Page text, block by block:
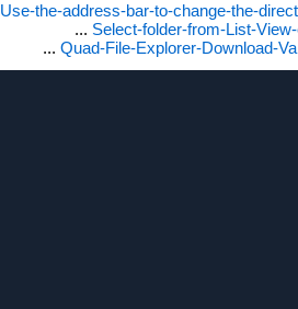
Use-the-address-bar-to-change-the-
... Select-folder-from-List-
... Quad-File-Explorer-Download-